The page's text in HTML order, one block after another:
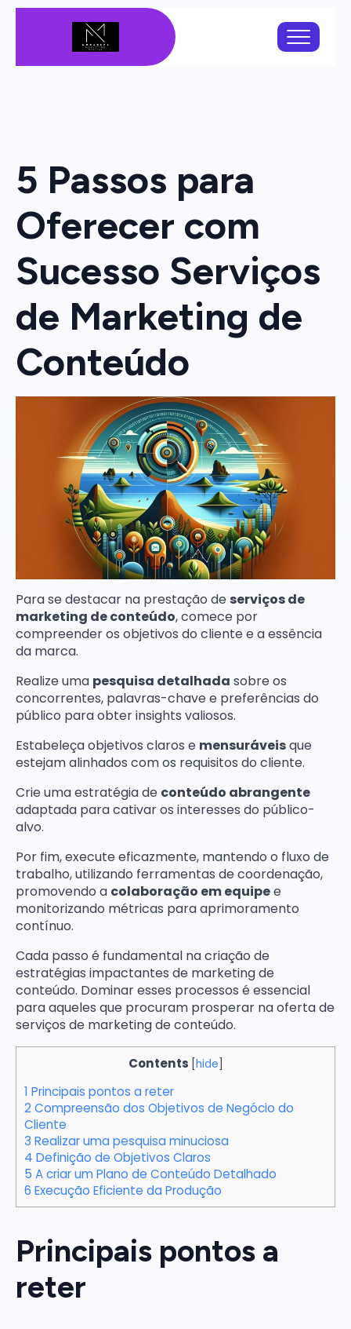
5 Passos para
Oferecer com
Sucesso Serviços
de Marketing de
Conteúdo
Para se destacar na prestação de serviços de
marketing de conteúdo, comece por
compreender os objetivos do cliente e a essência
da marca.
Realize uma pesquisa detalhada sobre os
concorrentes, palavras-chave e preferências do
público para obter insights valiosos.
Estabeleça objetivos claros e mensuráveisque
estejam alinhados com os requisitos do cliente.
Crie uma estratégia de conteúdo abrangente
adaptada para cativar os interesses do público-
alvo.
Por fim, execute eficazmente, mantendo o fluxo de
trabalho, utilizando ferramentas de coordenação,
promovendo a colaboração em equipee
monitorizando métricas para aprimoramento
contínuo.
Cada passo é fundamental na criação de
estratégias impactantes de marketing de
conteúdo. Dominar esses processos é essencial
para aqueles que procuram prosperar na oferta de
serviços de marketing de conteúdo.
Contents hide
1 Principais pontos a reter
2 Compreensão dos Objetivos de Negócio do
Cliente
3 Realizar uma pesquisa minuciosa
4 Definição de Objetivos Claros
5 A criar um Plano de Conteúdo Detalhado
6 Execução Eficiente da Produção
Principais pontos a
reter